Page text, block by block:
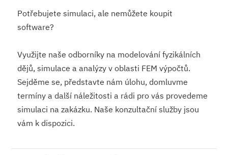
Potřebujete simulaci, ale nemůžete koupit
software?
Využijte naše odborníky na modelování fyzikálních
dějů, simulace a analýzy v oblasti FEM výpočtů.
Sejděme se, představte nám úlohu, domluvme
termíny a další náležitosti a rádi pro vás provedeme
simulaci na zakázku. Naše konzultační služby jsou
vám k dispozici.